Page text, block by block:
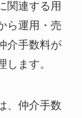
関連する用
ら運用・売
介手数料が
ます。
、仲介手数